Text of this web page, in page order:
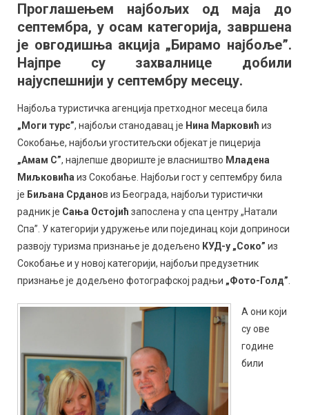
„Бирамо
најбоље”:
Проглашени
за
ову
годину
Проглашењем најбољих од маја до
септембра, у осам категорија, завршена
је овгодишња акција „Бирамо најбоље”.
Најпре су захвалнице добили
најуспешнији у септембру месецу.
Најбоља туристичка агенција претходног месеца била
„Моги турс”, најбољи станодавац је Нина Марковић из
Сокобање, најбољи угоститељски објекат је пицерија
„Амам С”, најлепше двориште је власништво Младена
Миљковића из Сокобање. Најбољи гост у септембру била
је Биљана Срданов из Београда, најбољи туристички
радник је Сања Остојић запослена у спа центру „Натали
Спа”. У категорији удружење или појединац који доприноси
развоју туризма признање је додељено КУД-у „Соко” из
Сокобање и у новој категорији, најбољи предузетник
признање је додељено фотографској радњи „Фото-Голд”
А они који
су ове
године
били